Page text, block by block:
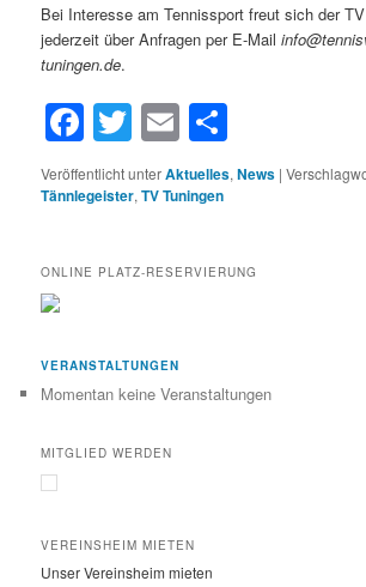
Bei Interesse am Tennissport freut sich der
jederzeit über Anfragen per E-Mail
tuningen.de.
Facebook
Twitter
Email
Veröffentlicht unterAktuelles,News |
Tännlegeister,TV Tuningen
ONLINE PLATZ-RESERVIERUNG
VERANSTALTUNGEN
Momentan keine Veranstaltungen
MITGLIED WERDEN
VEREINSHEIM MIETEN
Unser Vereinsheim mieten